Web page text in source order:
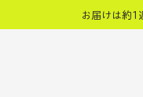
お届けは約